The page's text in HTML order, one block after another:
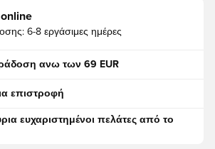
6-8 εργάσιμες ημέρες
ανω των 69 EUR
επιστροφή
ευχαριστημένοι πελάτες από το